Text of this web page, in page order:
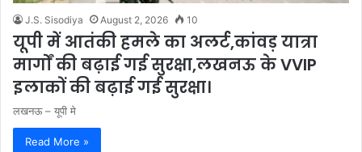
J.S. Sisodiya August 2, 2026 10
यूपी में आतंकी हमले का अलर्ट,कांवड़ यात्रा
मार्गों की बढ़ाई गई सुरक्षा,लखनऊ के VVIP
इलाकों की बढ़ाई गई सुरक्षा।
लखनऊ – यूपी मे
Read More »